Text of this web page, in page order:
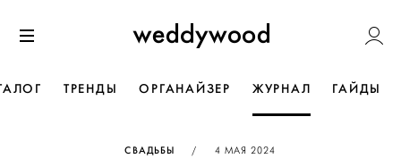
к содержанию
Weddywood
ТРЕНДЫ ОРГАНАЙЗЕР ЖУРНАЛ ГАЙДЫ
СВАДЬБЫ / ОПУБЛИКОВАНО
4 МАЯ 2024